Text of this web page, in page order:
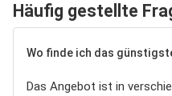
Häufig gestellte
Wo finde ich das
Das Angebot ist in